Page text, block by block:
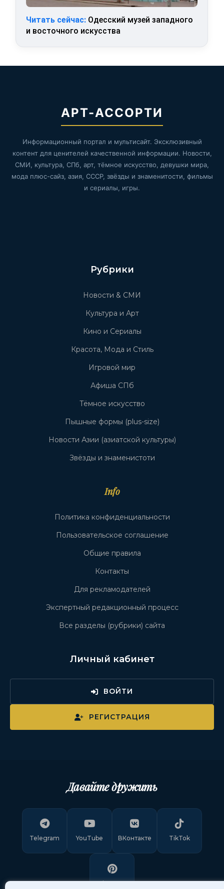
Читать сейчас: Одесский музей западного
и восточного искусства
АРТ-АССОРТИ
Информационный портал и мультисайт. Эксклюзивный
контент для ценителей качественной информации. Новости,
СМИ, культура, СПб, арт, тёмное искусство, девушки мира,
мода плюс-сайз, азия, СССР, звёзды и знаменитости, фильмы
и сериалы, игры.
Рубрики
Новости & СМИ
Культура и Арт
Кино и Сериалы
Красота, Мода и Стиль
Игровой мир
Афиша СПб
Тёмное искусство
Пышные формы (plus-size)
Новости Азии (азиатской культуры)
Звёзды и знаменистоти
Info
Политика конфиденциальности
Пользовательское соглашение
Общие правила
Контакты
Для рекламодателей
Экспертный редакционный процесс
Все разделы (рубрики) сайта
Личный кабинет
ВОЙТИ
РЕГИСТРАЦИЯ
Давайте дружить
Telegram YouTube ВКонтакте TikTok
Pinterest